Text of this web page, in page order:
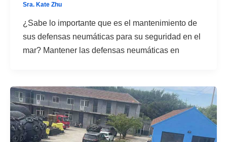
Sra. Kate Zhu
¿Sabe lo importante que es el mantenimiento de
sus defensas neumáticas para su seguridad en el
mar? Mantener las defensas neumáticas en